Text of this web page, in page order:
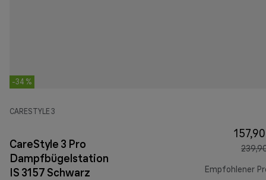
-34 %
CARESTYLE 3
CareStyle 3 Pro
Dampfbügelstation
IS 3157 Schwarz
Empfohlener